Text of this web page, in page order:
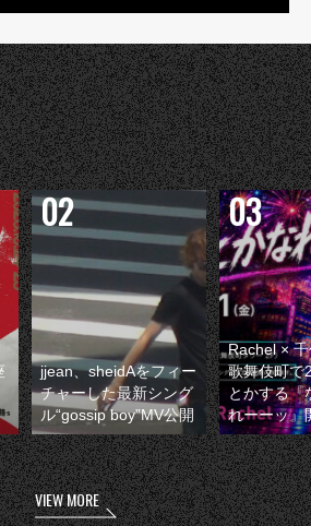
jjean、sheidAをフィー
チャーした最新シング
ル“gossip boy”MV公開
Rachel ×
歌舞伎町で
とかする『
れーーッ』
VIEW MORE